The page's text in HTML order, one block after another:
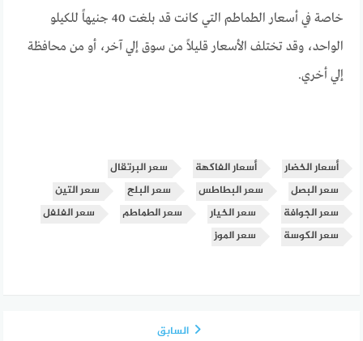
خاصة في أسعار الطماطم التي كانت قد بلغت 40 جنيهاً للكيلو
الواحد، وقد تختلف الأسعار قليلاً من سوق إلي آخر، أو من محافظة
إلي أخري.
أسعار الخضار أسعار الفاكهة
سعر البرتقال
سعر البصل
سعر البطاطس سعر البلح
سعر التين
سعر الجوافة
سعر الخيار سعر الطماطم
سعر الفلفل
سعر الكوسة
سعر الموز
السابق